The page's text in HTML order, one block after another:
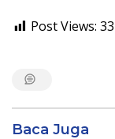
Post Views: 33
Baca Juga